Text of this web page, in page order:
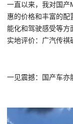
一直以来，我对国产
惠的价格和丰富的配
能化和驾驶感受等
实地评价： 广汽传祺
一见震撼：国产车亦